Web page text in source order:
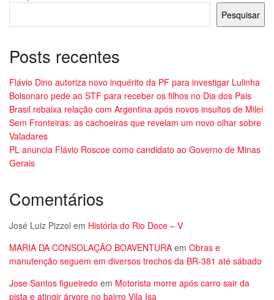
Pesquisar
Posts recentes
Flávio Dino autoriza novo inquérito da PF para investigar Lulinha
Bolsonaro pede ao STF para receber os filhos no Dia dos Pais
Brasil rebaixa relação com Argentina após novos insultos de Milei
Sem Fronteiras: as cachoeiras que revelam um novo olhar sobre
Valadares
PL anuncia Flávio Roscoe como candidato ao Governo de Minas
Gerais
Comentários
José Luiz Pizzol em História do Rio Doce – V
MARIA DA CONSOLAÇÃO BOAVENTURA em Obras e
manutenção seguem em diversos trechos da BR-381 até sábado
Jose Santos figueiredo em Motorista morre após carro sair da
pista e atingir árvore no bairro Vila Isa